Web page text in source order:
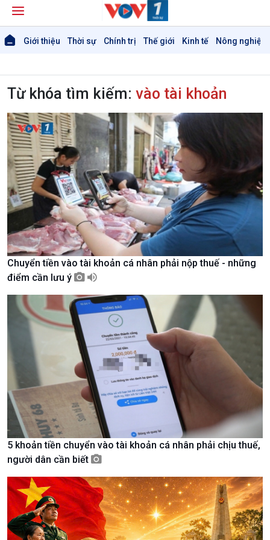
Giới thiệu Thời sự Chính trị Thế giới Kinh tế Nông nghiệp
Giới thiệu
Thời sự
Thời sự 6h
Thời sự 12h
Thời sự 18h
Thời sự 21h30
Bản tin
Chuyên mục
Theo dòng Thời sự
Chính trị
Chính phủ với người dân
Quốc hội với cử tri
Xây dựng đảng
Đảng trong cuộc sống
Nhận diện sự thật
Pháp luật và đời sống
Thế giới
Vấn đề quốc tế
Hồ sơ sự kiện quốc tế
Thế giới & Việt Nam
Biên cương - Một dải vững
bền
Kinh tế
Tin Kinh tế
Trước giờ mở cửa
Dòng chảy Kinh tế
Khởi nghiệp
Tuyên chiến với gian lận
thương mại
Nông nghiệp & Biển đảo
Tin Nông nghiệp & Biển
đảo
Tâm tình biên giới và hải
đảo
Tìm hiểu biển, đảo Việt
Nam
Từ khóa tìm kiếm: vào tài khoản
Chuyển tiền vào tài khoản cá nhân phải nộp thuế - những
điểm cần lưu ý
5 khoản tiền chuyển vào tài khoản cá nhân phải chịu thuế,
người dân cần biết